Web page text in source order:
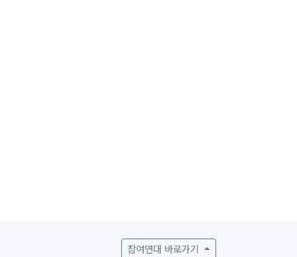
참여연대 바로가기